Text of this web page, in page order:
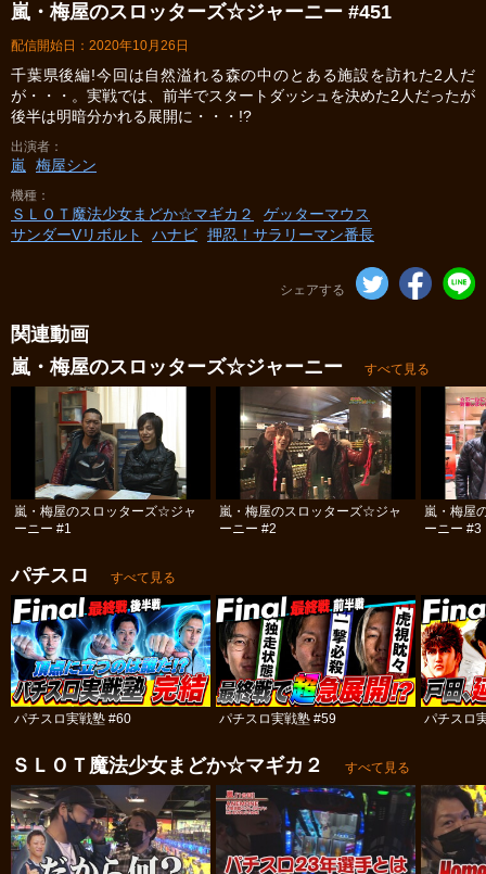
嵐・梅屋のスロッターズ☆ジャーニー #451
配信開始日：2020年10月26日
千葉県後編!今回は自然溢れる森の中のとある施設を訪れた2人だ
が・・・。実戦では、前半でスタートダッシュを決めた2人だったが
後半は明暗分かれる展開に・・・!?
出演者
嵐 梅屋シン
機種
ＳＬＯＴ魔法少女まどか☆マギカ２
ゲッターマウス
サンダーVリボルト
ハナビ 押忍！サラリーマン番長
シェアする
関連動画
嵐・梅屋のスロッターズ☆ジャーニー
すべて見る
嵐・梅屋のスロッターズ☆ジャ
ーニー #1
嵐・梅屋のスロッターズ☆ジャ
ーニー #2
嵐・梅屋
ーニー #3
パチスロ すべて見る
パチスロ実戦塾 #60 パチスロ実戦塾 #59 パチスロ
ＳＬＯＴ魔法少女まどか☆マギカ２ すべて見る